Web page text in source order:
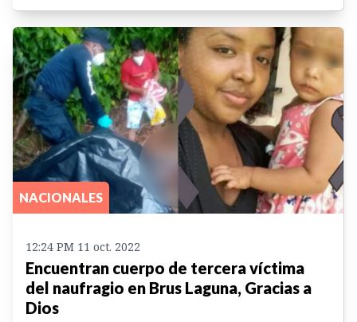
NACIONALES
12:24 PM 11 oct. 2022
Encuentran cuerpo de tercera víctima
del naufragio en Brus Laguna, Gracias a
Dios